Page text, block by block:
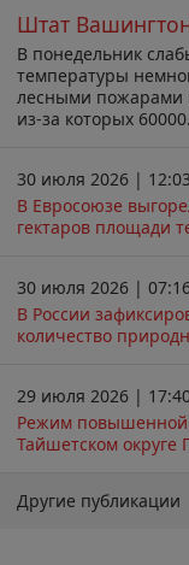
Штат
В понедельник
температуры
лесными пожарами
из-за которых
30 июля 2026 | 12:03
В Евросоюзе
гектаров площади
30 июля 2026 |
В России
количество
29 июля 2026 |
Режим повышенной
Тайшетском округе
Другие публикации